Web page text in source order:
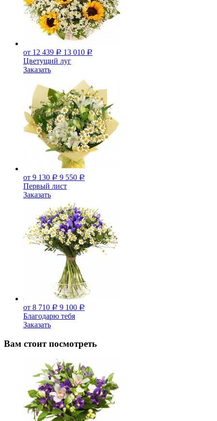
от 12 439 Р 13 010 Р
Цветущий луг
Заказать
от 9 130 Р 9 550 Р
Первый лист
Заказать
от 8 710 Р 9 100 Р
Благодарю тебя
Заказать
Вам стоит посмотреть